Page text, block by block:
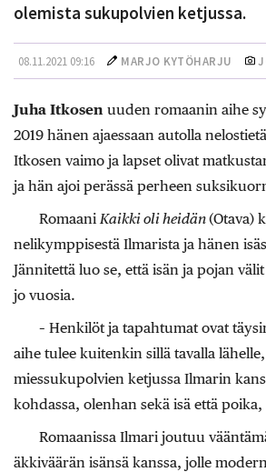
olemista sukupolvien ketjussa.
08.11.2021 09:16 MARJO KYTÖHARJU
Juha Itkosen uuden romaanin aihe
2019 hänen ajaessaan autolla
Itkosen vaimo ja lapset olivat
ja hän ajoi perässä perheen
Romaani Kaikki oli heidän(Otava)
nelikymppisestä Ilmarista ja hänen
Jännitettä luo se, että isän ja pojan
jo vuosia.
– Henkilöt ja tapahtumat ovat
aihe tulee kuitenkin sillä tavalla
miessukupolvien ketjussa Ilmarin
kohdassa, olenhan sekä isä että
Romaanissa Ilmari joutuu
äkkiväärän isänsä kanssa, jolle